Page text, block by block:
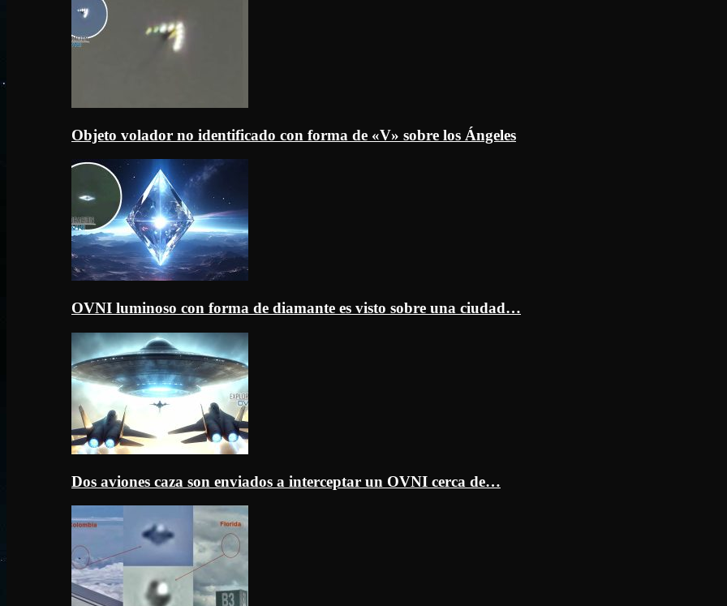
Objeto volador no identificado con forma de «V» sobre los Ángeles
OVNI luminoso con forma de diamante es visto sobre una ciudad…
Dos aviones caza son enviados a interceptar un OVNI cerca de…